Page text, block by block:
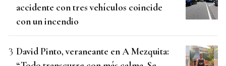
accidente con tres vehículos coincide
con un incendio
David Pinto, veraneante en A Mezquita: